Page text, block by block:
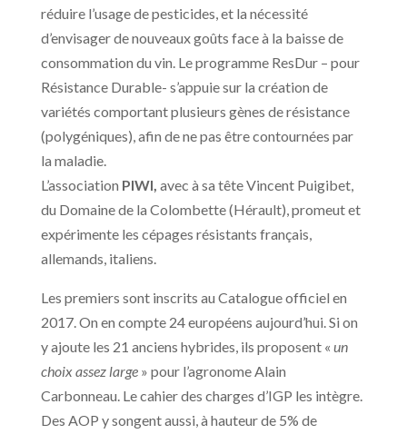
réduire l’usage de pesticides, et la nécessité
d’envisager de nouveaux goûts face à la baisse de
consommation du vin. Le programme ResDur – pour
Résistance Durable- s’appuie sur la création de
variétés comportant plusieurs gènes de résistance
(polygéniques), afin de ne pas être contournées par
la maladie.
L’association PIWI, avec à sa tête Vincent Puigibet,
du Domaine de la Colombette (Hérault), promeut et
expérimente les cépages résistants français,
allemands, italiens.
Les premiers sont inscrits au Catalogue officiel en
2017. On en compte 24 européens aujourd’hui. Si on
y ajoute les 21 anciens hybrides, ils proposent « un
choix assez large» pour l’agronome Alain
Carbonneau. Le cahier des charges d’IGP les intègre.
Des AOP y songent aussi, à hauteur de 5% de